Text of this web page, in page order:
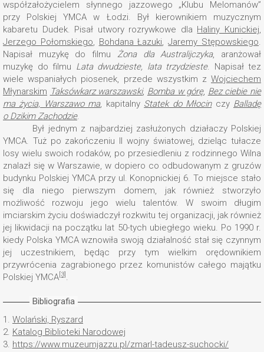
współzałożycielem słynnego jazzowego „Klubu Melomanów”
przy Polskiej YMCA w Łodzi. Był kierownikiem muzycznym
kabaretu Dudek. Pisał utwory rozrywkowe dla Haliny Kunickiej,
Jerzego Połomskiego, Bohdana Łazuki,Jaremy Stępowskiego.
Napisał muzykę do filmu Żona dla Australijczyka, aranżował
muzykę do filmu Lata dwudzieste, lata trzydzieste. Napisał tez
wiele wspaniałych piosenek, przede wszystkim z Wojciechem
Młynarskim Taksówkarz warszawski, Bomba w górę, Bez ciebie nie
ma życia, Warszawo ma, kapitalny Statek do Młocinczy Balladę
o Dzikim Zachodzie.
Był jednym z najbardziej zasłużonych działaczy Polskiej
YMCA. Tuż po zakończeniu II wojny światowej, dzieląc tułacze
losy wielu swoich rodaków, po przesiedleniu z rodzinnego Wilna
znalazł się w Warszawie, w dopiero co odbudowanym z gruzów
budynku Polskiej YMCA przy ul. Konopnickiej 6. To miejsce stało
się dla niego pierwszym domem, jak również stworzyło
możliwość rozwoju jego wielu talentów. W swoim długim
imciarskim życiu doświadczył rozkwitu tej organizacji, jak również
jej likwidacji na początku lat 50-tych ubiegłego wieku. Po 1990 r.
kiedy Polska YMCA wznowiła swoją działalność stał się czynnym
jej uczestnikiem, będąc przy tym wielkim orędownikiem
przywrócenia zagrabionego przez komunistów całego majątku
Polskiej YMCA [3] .
Bibliografia
1. Wolański, Ryszard
2. Katalog Biblioteki Narodowej
3. https://www.muzeumjazzu.pl/zmarl-tadeusz-suchocki/